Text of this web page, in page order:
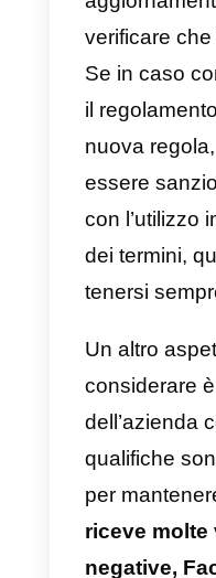
stesso. A
provider,
esterno.
Tutte le
in
offre il
chatbot,
tutto